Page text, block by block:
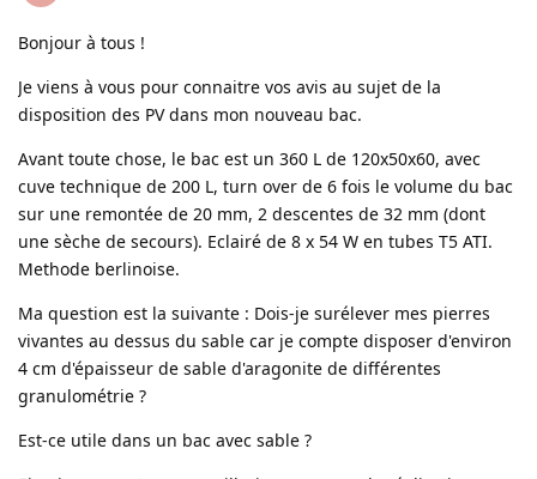
Bonjour à tous !
Je viens à vous pour connaitre vos avis au sujet de la
disposition des PV dans mon nouveau bac.
Avant toute chose, le bac est un 360 L de 120x50x60, avec
cuve technique de 200 L, turn over de 6 fois le volume du bac
sur une remontée de 20 mm, 2 descentes de 32 mm (dont
une sèche de secours). Eclairé de 8 x 54 W en tubes T5 ATI.
Methode berlinoise.
Ma question est la suivante : Dois-je surélever mes pierres
vivantes au dessus du sable car je compte disposer d'environ
4 cm d'épaisseur de sable d'aragonite de différentes
granulométrie ?
Est-ce utile dans un bac avec sable ?